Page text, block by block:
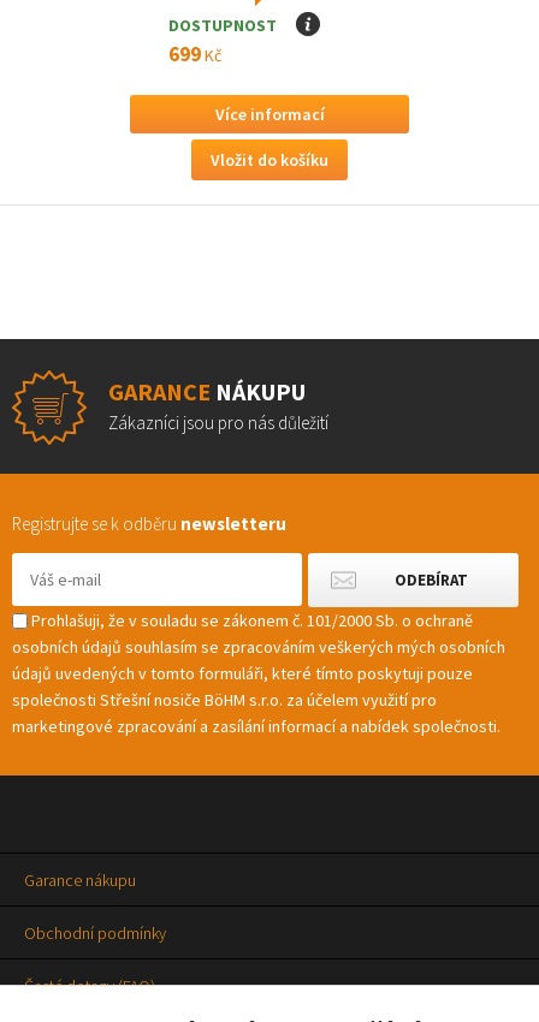
DOSTUPNOST I
699Kč
Více informací
GARANCE NÁKUPU
Zákazníci jsou pro nás důležití
Registrujte se k odběru newsletteru
Prohlašuji, že v souladu se zákonem č. 101/2000 Sb. o ochraně
osobních údajů souhlasím se zpracováním veškerých mých osobních
údajů uvedených v tomto formuláři, které tímto poskytuji pouze
společnosti Střešní nosiče BöHM s.r.o. za účelem využití pro
marketingové zpracování a zasílání informací a nabídek společnosti.
Garance nákupu
Obchodní podmínky
Časté dotazy (FAQ)